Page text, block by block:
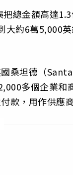
總金額高達
大約6萬5,000
桑坦德（
多個企業和
款，用作供應